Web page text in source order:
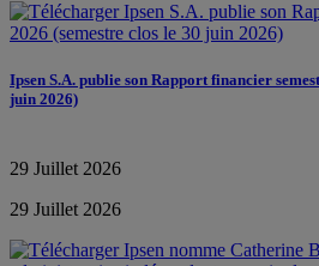
Ipsen S.A. publie son Rapport financier
juin 2026)
29 Juillet 2026
29 Juillet 2026